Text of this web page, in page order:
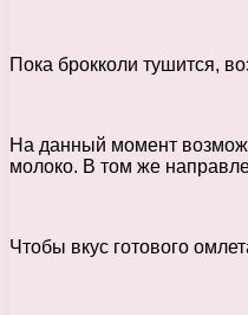
Пока брокколи тушится,
На данный момент
молоко. В том же
Чтобы вкус готового